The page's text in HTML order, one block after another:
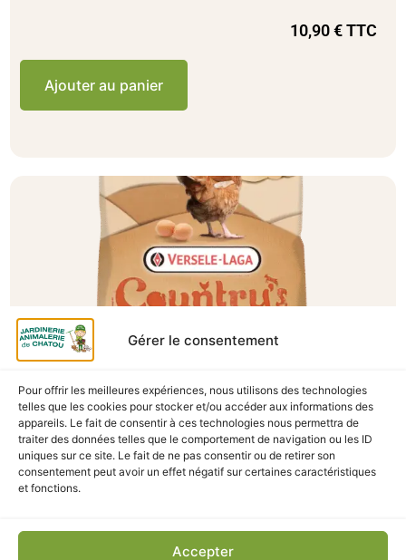
Gérer le consentement
Pour offrir les meilleures expériences, nous utilisons des technologies
telles que les cookies pour stocker et/ou accéder aux informations des
appareils. Le fait de consentir à ces technologies nous permettra de
traiter des données telles que le comportement de navigation ou les ID
uniques sur ce site. Le fait de ne pas consentir ou de retirer son
consentement peut avoir un effet négatif sur certaines caractéristiques
et fonctions.
Accepter
10,90€TTC
Ajouter au panier
A Catégoriser
GRANULÉS POULES PONDEUSES COUNTRY’S
BEST GOLD 4 PELLET 20KG
En stock